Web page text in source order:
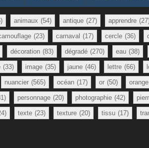
animaux (54) antique (27) apprendre
(23) carnaval (17) cercle (36)
décoration (83) dégradé (270) eau (38)
(33) image (35) jaune (46) lettre (66)
nuancier (565) océan (17) or (50) orange
personnage (20) photographie (42)
texte (23) texture (20) tissu (17)